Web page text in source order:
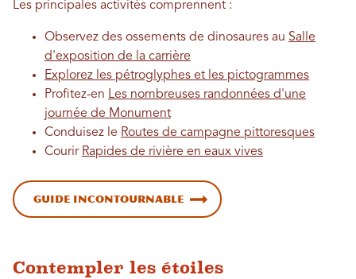
Les principales activités comprennent :
Observez des ossements de dinosaures au Salle
d'exposition de la carrière
Explorez les pétroglyphes et les pictogrammes
Profitez-en Les nombreuses randonnées d'une
journée de Monument
Conduisez le Routes de campagne pittoresques
Courir Rapides de rivière en eaux vives
Guide incontournable
Contempler les étoiles